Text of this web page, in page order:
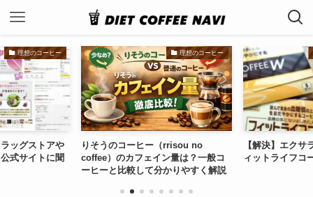
理想のコーヒー
ッグストアや
式サイトに聞
理想のコーヒー
りそうのコーヒー（rrisou no
coffee）のカフェイン量は？一般コ
ーヒーと比較して分かりやすく解説
【解決】エクサ
ィットライフコ